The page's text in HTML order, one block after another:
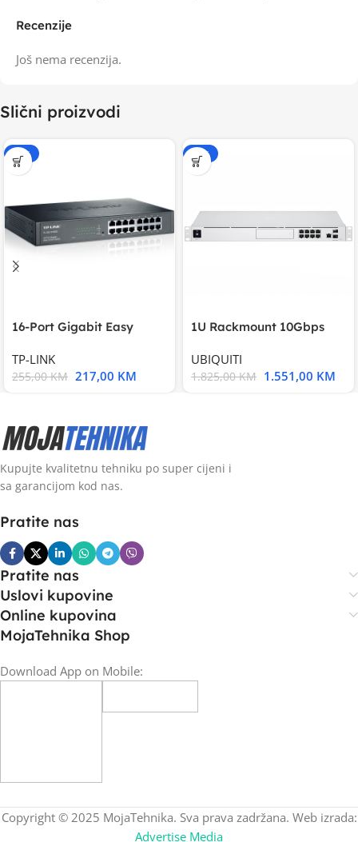
Recenzije
Još nema recenzija.
Slični proizvodi
-15%
16-Port Gigabit Easy
TP-LINK
255,00KM 217,00 KM
-15%
1U Rackmount 10Gbps
UBIQUITI
1.825,00KM 1.551,00 KM
Kupujte kvalitetnu tehniku po super cijeni i
sa garancijom kod nas.
Pratite nas
Pratite nas
Uslovi kupovine
Online kupovina
MojaTehnika Shop
Download App on Mobile:
Copyright © 2025 MojaTehnika. Sva prava zadržana. Web izrada:
Advertise Media